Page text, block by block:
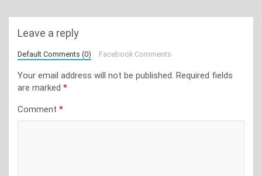
Leave a reply
Default Comments (0) Facebook Comments
Your email address will not be published. Required fields
are marked *
Comment *